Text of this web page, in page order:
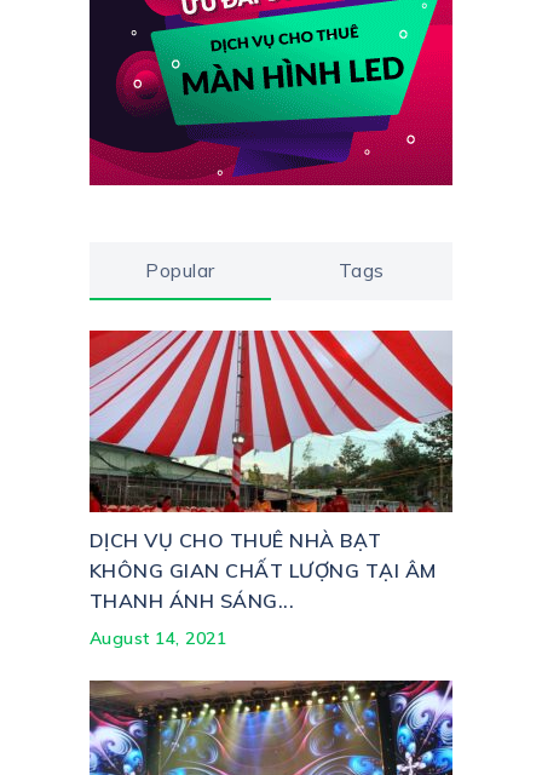
Popular Tags
DỊCH VỤ CHO THUÊ NHÀ BẠT
KHÔNG GIAN CHẤT LƯỢNG TẠI ÂM
THANH ÁNH SÁNG...
August 14, 2021